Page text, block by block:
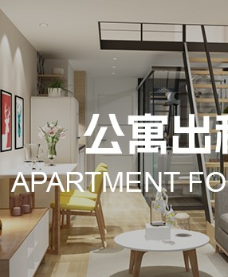
职位申请